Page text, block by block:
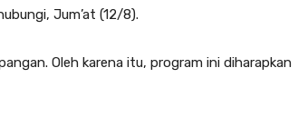
Jum’at (12/8).
Oleh karena itu, program ini diharapkan